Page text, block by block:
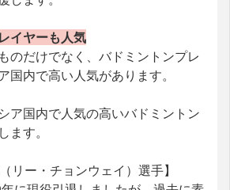
イヤーも人気
のだけでなく、バドミントンプレ
国内で高い人気があります。
ア国内で人気の高いバドミントン
ます。
リー・チョンウェイ）選手】